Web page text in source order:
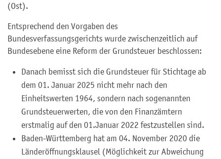
(Ost).
Entsprechend den Vorgaben des
Bundesverfassungsgerichts wurde zwischenzeitlich auf
Bundesebene eine Reform der Grundsteuer beschlossen:
Danach bemisst sich die Grundsteuer für Stichtage ab
dem 01. Januar 2025 nicht mehr nach den
Einheitswerten 1964, sondern nach sogenannten
Grundsteuerwerten, die von den Finanzämtern
erstmalig auf den 01.Januar 2022 festzustellen sind.
Baden-Württemberg hat am 04. November 2020 die
Länderöffnungsklausel (Möglichkeit zur Abweichung